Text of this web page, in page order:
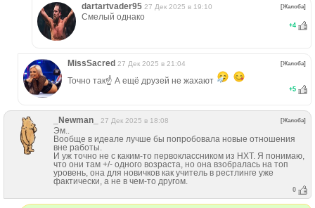
dartartvader95 27 Дек 2025 в 19:10 [Жалоба]
Смелый однако
+4
MissSacred 27 Дек 2025 в 21:04 [Жалоба]
Точно так☝️ А ещё друзей не жахают
+5
_Newman_ 27 Дек 2025 в 18:08 [Жалоба]
Эм..
Вообще в идеале лучше бы попробовала новые отношения
вне работы.
И уж точно не с каким-то первоклассником из НХТ. Я понимаю,
что они там +/- одного возраста, но она взобралась на топ
уровень, она для новичков как учитель в рестлинге уже
фактически, а не в чем-то другом.
0